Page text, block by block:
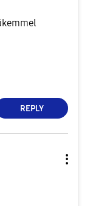
REPLY